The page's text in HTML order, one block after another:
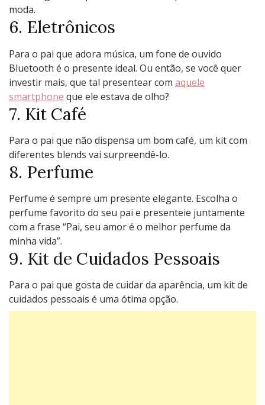
moda.
6. Eletrônicos
Para o pai que adora música, um fone de ouvido
Bluetooth é o presente ideal. Ou então, se você quer
investir mais, que tal presentear com aquele
smartphone que ele estava de olho?
7. Kit Café
Para o pai que não dispensa um bom café, um kit com
diferentes blends vai surpreendê-lo.
8. Perfume
Perfume é sempre um presente elegante. Escolha o
perfume favorito do seu pai e presenteie juntamente
com a frase “Pai, seu amor é o melhor perfume da
minha vida”.
9. Kit de Cuidados Pessoais
Para o pai que gosta de cuidar da aparência, um kit de
cuidados pessoais é uma ótima opção.